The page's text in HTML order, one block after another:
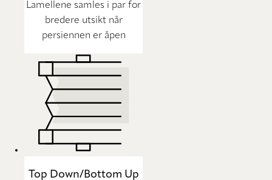
Lamellene samles i par for
bredere utsikt når
persiennen er åpen
Top Down/Bottom Up